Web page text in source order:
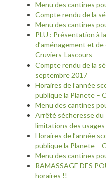
Menu des cantines
Compte rendu de la
Menu des cantines
PLU : Présentation à
d’aménagement et
Cruviers-Lascours
Compte rendu de la
septembre 2017
Horaires de l’année
publique la Planete –
Menu des cantines
Arrêté sécheresse du
limitations des usages
Horaires de l’année
publique la Planete –
Menu des cantines
RAMASSAGE DES
horaires !!